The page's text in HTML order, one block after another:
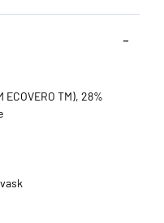
TM), 28%